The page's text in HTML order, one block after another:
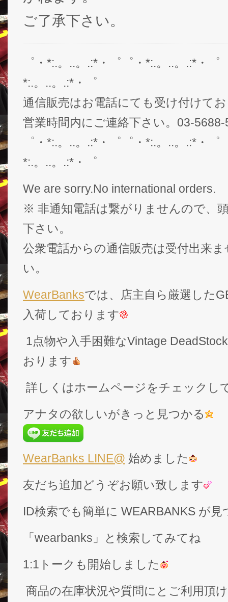
ご了承下さい。
゜・*:.。..。.:*・゜゜・*:.。..。.:*・
*:.。..。.:*・゜
通信販売はお電話にても受け付けて
営業時間内にご連絡下さい。03-5688-
゜・*:.。..。.:*・゜゜・*:.。..。.:*・
*:.。..。.:*・゜
We are sorry.No international orders.
※ 非通知電話は繋がりませんので、
下さい。
公衆電話からの通信販売は受付出来
い。
WearBanksでは、店主自ら厳選した
入荷しております
1点物や入手困難なVintage
おります
詳しくはホームページをチェックし
アナタの欲しいがきっと見つかる
WearBanks LINE@ 始めました
友だち追加どうぞお願い致します
ID検索でも簡単に WEARBANKS が
「wearbanks」と検索してみてね
1:1トークも開始しました
商品の在庫状況や質問にとご利用頂